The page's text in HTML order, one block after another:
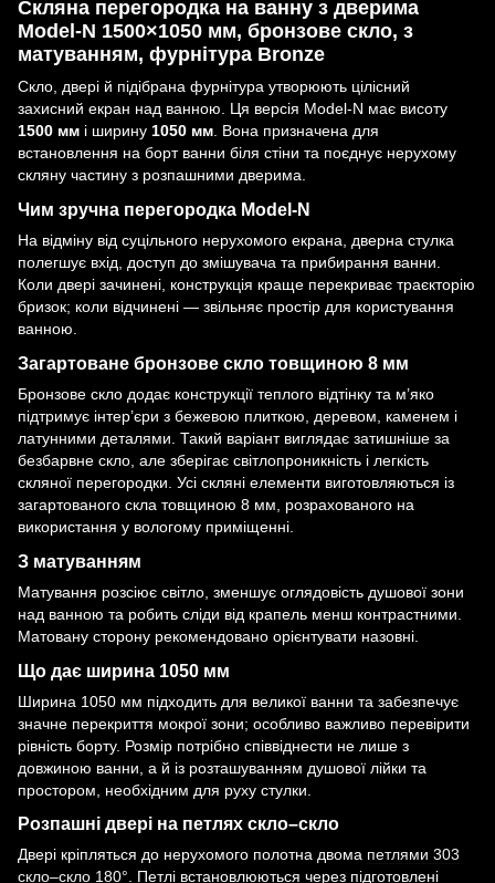
Скляна перегородка на ванну з дверима
Model-N 1500×1050 мм, бронзове скло, з
матуванням, фурнітура Bronze
Скло, двері й підібрана фурнітура утворюють цілісний
захисний екран над ванною. Ця версія Model-N має висоту
1500 мм і ширину 1050 мм. Вона призначена для
встановлення на борт ванни біля стіни та поєднує нерухому
скляну частину з розпашними дверима.
Чим зручна перегородка Model-N
На відміну від суцільного нерухомого екрана, дверна стулка
полегшує вхід, доступ до змішувача та прибирання ванни.
Коли двері зачинені, конструкція краще перекриває траєкторію
бризок; коли відчинені — звільняє простір для користування
ванною.
Загартоване бронзове скло товщиною 8 мм
Бронзове скло додає конструкції теплого відтінку та м’яко
підтримує інтер’єри з бежевою плиткою, деревом, каменем і
латунними деталями. Такий варіант виглядає затишніше за
безбарвне скло, але зберігає світлопроникність і легкість
скляної перегородки. Усі скляні елементи виготовляються із
загартованого скла товщиною 8 мм, розрахованого на
використання у вологому приміщенні.
З матуванням
Матування розсіює світло, зменшує оглядовість душової зони
над ванною та робить сліди від крапель менш контрастними.
Матовану сторону рекомендовано орієнтувати назовні.
Що дає ширина 1050 мм
Ширина 1050 мм підходить для великої ванни та забезпечує
значне перекриття мокрої зони; особливо важливо перевірити
рівність борту. Розмір потрібно співвіднести не лише з
довжиною ванни, а й із розташуванням душової лійки та
простором, необхідним для руху стулки.
Розпашні двері на петлях скло–скло
Двері кріпляться до нерухомого полотна двома петлями 303
скло–скло 180°. Петлі встановлюються через підготовлені